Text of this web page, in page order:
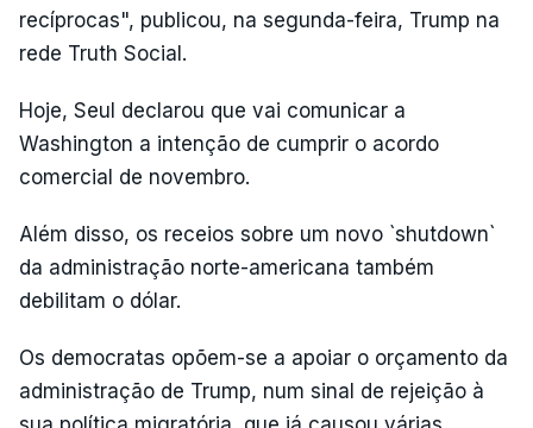
recíprocas", publicou, na segunda-feira, Trump na
rede Truth Social.
Hoje, Seul declarou que vai comunicar a
Washington a intenção de cumprir o acordo
comercial de novembro.
Além disso, os receios sobre um novo `shutdown`
da administração norte-americana também
debilitam o dólar.
Os democratas opõem-se a apoiar o orçamento da
administração de Trump, num sinal de rejeição à